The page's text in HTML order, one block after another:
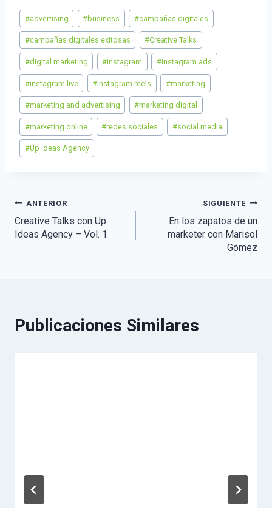
Etiquetas
de
la
entrada:
#advertising #business #campañas digitales
#campañas digitales exitosas #Creative Talks
#digital marketing #instagram #instagram ads
#instagram live #Instagram reels #marketing
#marketing and advertising #marketing digital
#marketing online #redes sociales #social media
#Up Ideas Agency
Navegación
de
ANTERIOR
Creative Talks con Up
Ideas Agency – Vol. 1
SIGUIENTE
En los zapatos de un
marketer con Marisol
Gómez
Publicaciones Similares